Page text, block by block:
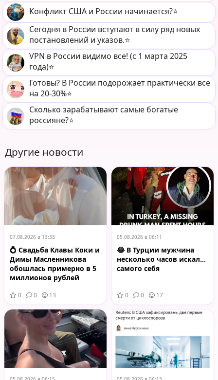
Конфликт США и России начинается?⭐️
Сегодня в России вступают в силу ряд новых
постановлений и указов.⭐️
VPN в России видимо все! (c 1 марта 2025
года)⭐️
Готовы? В России подорожает практически все
на 20-30%⭐️
Сколько зарабатывают самые богатые
россияне?⭐️
Другие новости
07.08.2026 в 13:33
💍 Свадьба Клавы Коки и
Димы Масленникова
обошлась примерно в 5
миллионов рублей
0 0 13
05.08.2026 в 06:11
😂 В Турции мужчина
несколько часов искал…
самого себя
0 0 17